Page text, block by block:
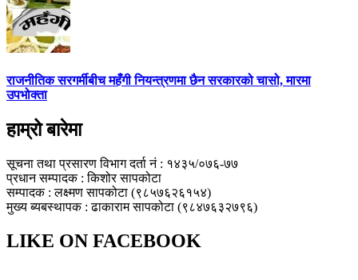
राजनीतिक सरगर्मीबीच महँगी नियन्त्रणमा छैन सरकारको चासो, मारमा
उपभोक्ता
हाम्रो बारेमा
सूचना तथा प्रसारण विभाग दर्ता नं : १४३५/०७६-७७
प्रधान सम्पादक : किशोर सापकोटा
सम्पादक : लक्ष्मण सापकोटा (९८५७६२६१५४)
मुख्य ब्यबस्थापक : ढाकाराम सापकोटा (९८४७६३२७९६)
LIKE ON FACEBOOK